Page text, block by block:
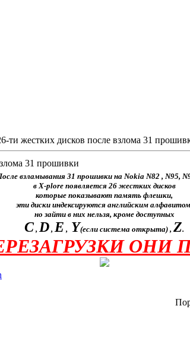
ти жестких дисков после взлома 31
31 прошивки
взламывания 31 прошивки на Nokia N82 , N95,
в X-plore появляется 26 жестких дисков
которые показывают память флешки,
эти диски индексируются английским
но зайти в них нельзя, кроме доступных
C , D , E , Y(если система открыта) , Z.
ОНИ